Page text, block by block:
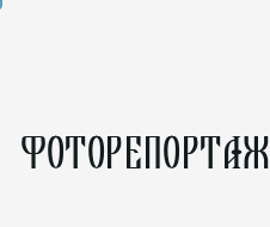
ФОТОРЕПОРТАЖ